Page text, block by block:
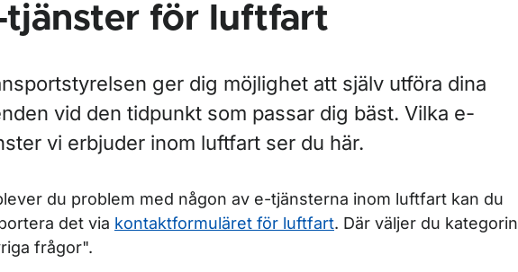
Blanketter för luftfart
tjänster för luftfart
ger dig möjlighet att själv utföra dina
vid den tidpunkt som passar dig bäst. Vilka e-
vi erbjuder inom luftfart ser du här.
du problem med någon av e-tjänsterna inom luftfart kan du
det via kontaktformuläret för luftfart. Där väljer du kategorin
frågor".